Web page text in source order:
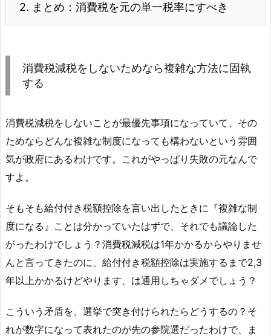
2. まとめ：消費税を元の単一税率にすべき
消費税減税をしないためなら複雑な方法に固執
する
消費税減税をしないことが最優先事項になっていて、その
ためならどんな複雑な制度になっても構わないという雰囲
気が政府にあるわけです。これがやっぱり失敗の元なんで
すよ。
そもそも給付付き税額控除を言い出したときに『複雑な制
度になる』ことは分かっていたはずで、それでも議論した
がったわけでしょう？消費税減税は1年かかるからやりませ
んと言ってきたのに、給付付き税額控除は実施するまで2,3
年以上かかるけどやります、は通用しちゃダメでしょう？
こういう矛盾を、選挙で突き付けられたらどうするの？そ
れが数字になって表れたのが先の参院選だったわけで、ま